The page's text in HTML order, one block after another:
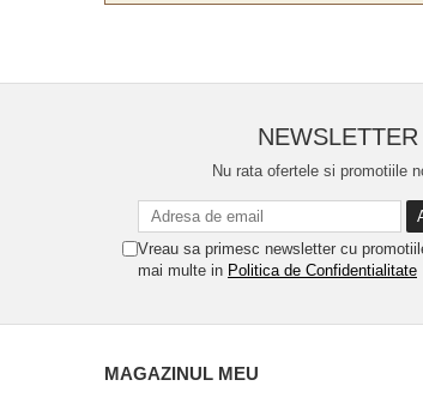
NEWSLETTER
Nu rata ofertele si promotiile
Vreau sa primesc newsletter cu
mai multe in Politica de Confidentialitate
MAGAZINUL MEU